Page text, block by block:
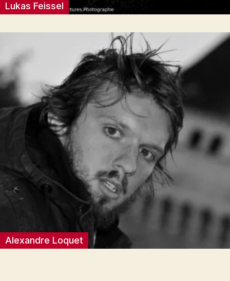
Lukas Feissel
Alexandre Loquet